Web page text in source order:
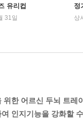
유리컵
31일
정
상
위한 어르신 두뇌 트레
인지기능을 강화할